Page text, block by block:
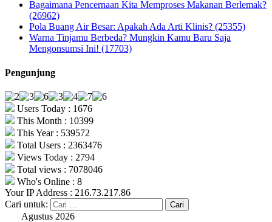
Bagaimana Pencernaan Kita Memproses Makanan Berlemak?
(26962)
Pola Buang Air Besar: Apakah Ada Arti Klinis? (25355)
Warna Tinjamu Berbeda? Mungkin Kamu Baru Saja
Mengonsumsi Ini! (17703)
Pengunjung
Users Today : 1676
This Month : 10399
This Year : 539572
Total Users : 2363476
Views Today : 2794
Total views : 7078046
Who's Online : 8
Your IP Address : 216.73.217.86
Cari untuk:
Agustus 2026